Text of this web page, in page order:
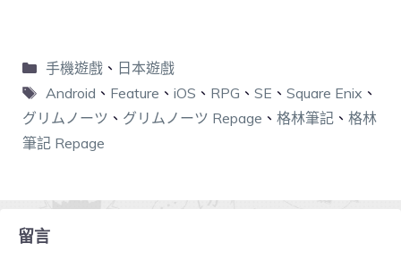
手機遊戲、 日本遊戲
Android 、 Feature 、 iOS 、 RPG 、 SE 、 Square Enix 、
グリムノーツ 、 グリムノーツ Repage 、 格林筆記 、 格林
筆記 Repage
留言